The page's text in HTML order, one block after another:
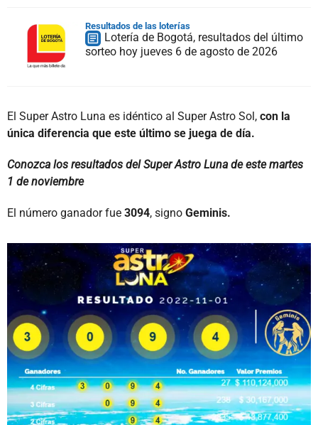
Resultados de las loterías
Lotería de Bogotá, resultados del último
sorteo hoy jueves 6 de agosto de 2026
El Super Astro Luna es idéntico al Super Astro Sol, con la
única diferencia que este último se juega de día.
Conozca los resultados del Super Astro Luna de este martes
1 de noviembre
El número ganador fue 3094, signo Geminis.